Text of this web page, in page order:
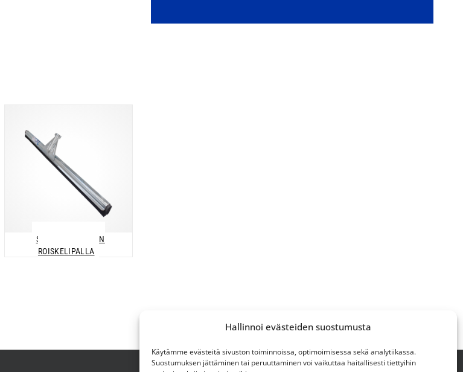
Hallinnoi evästeiden suostumusta
Käytämme evästeitä sivuston toiminnoissa, optimoimisessa sekä analytiikassa.
Suostumuksen jättäminen tai peruuttaminen voi vaikuttaa haitallisesti tiettyihin
SOLUKUMIKUIVAIN
ROISKELIPALLA